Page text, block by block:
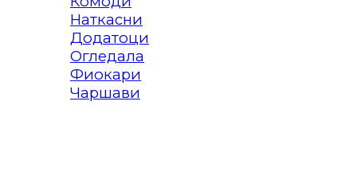
Наткасни
Додатоци
Огледала
Фиокари
Чаршави